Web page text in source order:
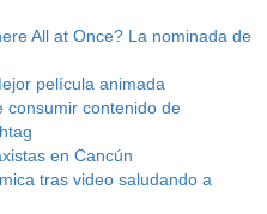
All at Once? La nominada de
película animada
consumir contenido de
en Cancún
tras video saludando a